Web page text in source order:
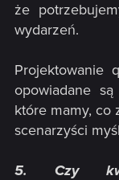
że
wydarzeń.
Projektowanie
opowiadane
które mamy, co
scenarzyści
5. Czy